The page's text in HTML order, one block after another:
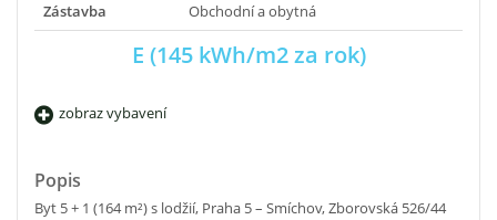
Zástavba
Obchodní a obytná
E (145 kWh/m2 za rok)
zobraz vybavení
Popis
Byt 5 + 1 (164 m²) s lodžií, Praha 5 – Smíchov, Zborovská 526/44